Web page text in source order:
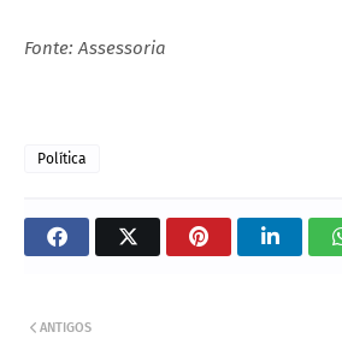
Fonte: Assessoria
Política
ANTIGOS